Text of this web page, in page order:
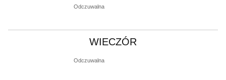
Odczuwalna
WIECZÓR
Odczuwalna